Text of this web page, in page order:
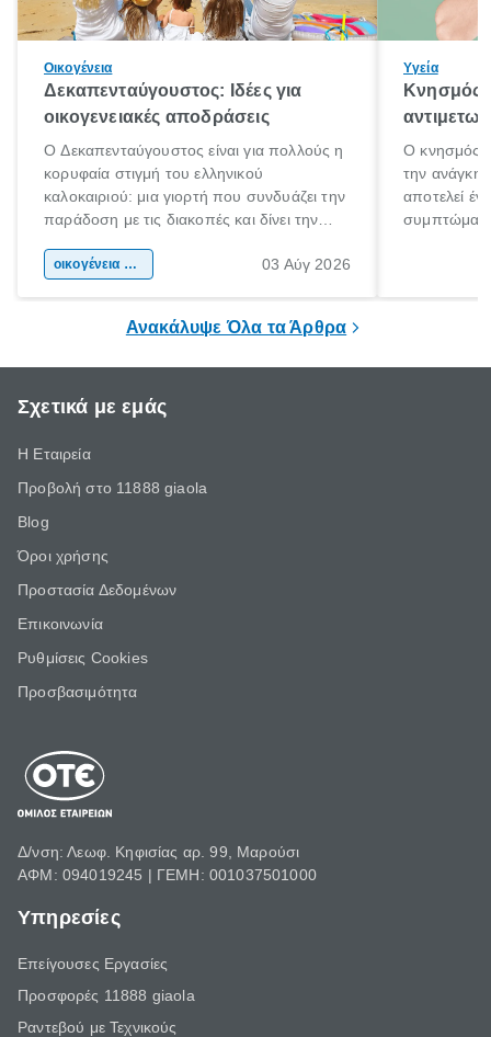
Οικογένεια
Δεκαπενταύγουστος: Ιδέες για
οικογενειακές αποδράσεις
Ο Δεκαπενταύγουστος είναι για πολλούς η
κορυφαία στιγμή του ελληνικού
καλοκαιριού: μια γιορτή που συνδυάζει την
παράδοση με τις διακοπές και δίνει την
χώρας. Είτε πρόκειται για λίγες μέρες
οικογένεια & παιδί 03 Αύγ 2026
Υγεία
Κνησμός:
Ο κνησμός
την ανάγκη
αποτελεί
Ανακάλυψε Όλα τα Άρθρα
Σχετικά με εμάς
Η Εταιρεία
Προβολή στο 11888 giaola
Blog
Όροι χρήσης
Προστασία Δεδομένων
Επικοινωνία
Ρυθμίσεις Cookies
Προσβασιμότητα
Δ/νση: Λεωφ. Κηφισίας αρ. 99, Μαρούσι
ΑΦΜ: 094019245 | ΓΕΜΗ: 001037501000
Υπηρεσίες
Επείγουσες Εργασίες
Προσφορές 11888 giaola
Ραντεβού με Τεχνικούς